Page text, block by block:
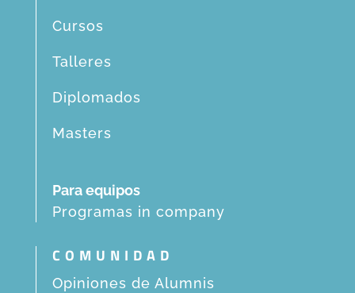
Cursos
Talleres
Diplomados
Masters
Para equipos
Programas in company
COMUNIDAD
Opiniones de Alumnis